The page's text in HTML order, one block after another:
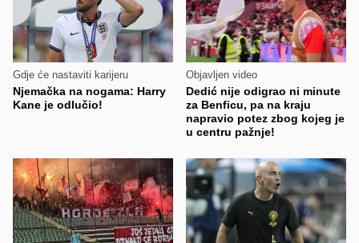
Gdje će nastaviti karijeru
Njemačka na nogama: Harry
Kane je odlučio!
Objavljen video
Dedić nije odigrao ni minute
za Benficu, pa na kraju
napravio potez zbog kojeg je
u centru pažnje!